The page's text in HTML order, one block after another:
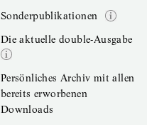
Sonderpublikationen
Die aktuelle double-Ausgabe
Persönliches Archiv mit allen
bereits erworbenen
Downloads